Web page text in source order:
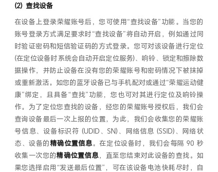
查找设备
在设备上登录荣耀账号后，您可使用“查找设备”功能。当您的
账号登录方式满足要求时“查找设备”将自动开启，例如通过同
时验证密码和短信验证码的方式登录。您可对该设备进行定位
(在定位设备时系统会自动开启定位服务)、响铃、锁定和擦除数
据操作，并防止设备在没有您的荣耀账号和密码情况下被抹掉
或重新激活。如您的蓝牙设备已与手机配对或通过“荣耀运动健
康”绑定，且具备“查找”功能，您也可对其进行定位及响铃操
作。为了定位您查找的设备，经您的荣耀账号授权后，我们会
查询设备最后一次上报的位置，为此，我们会收集您的荣耀账
号信息、设备标识符 (UDID、SN)、网络信息 (SSID)、网络状
态、设备的精确位置信息。在定位设备时，我们会每隔 90 秒
收集一次您的精确位置信息，直至您结束对此设备的查找。如
果您选择启用“发送最后位置”，可在该设备电池快耗尽时，自